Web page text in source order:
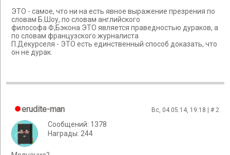
ЭТО - самое, что ни на есть явное выражение презрения по
словам Б.Шоу, по словам английского
философа Ф,Бэкона ЭТО является праведностью дураков, а
по словам французского журналиста
П.Декурселя - ЭТО есть единственный способ доказать, что
он не дурак.
erudite-man Вс, 04.05.14, 19:18 | # 2
Сообщений: 1378
Награды: 244